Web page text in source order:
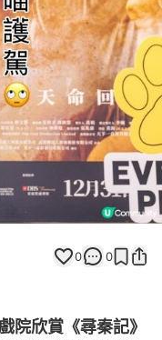
0 0
院欣賞《尋秦記》